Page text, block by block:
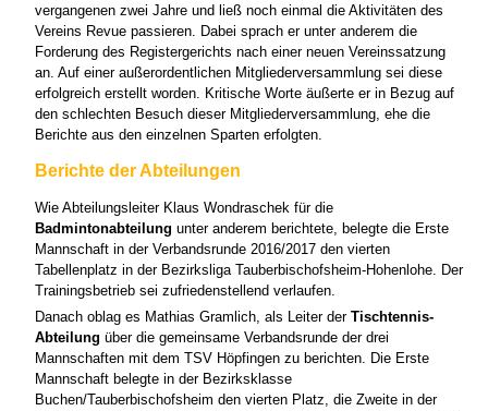
vergangenen zwei Jahre und ließ noch einmal die Aktivitäten des
Vereins Revue passieren. Dabei sprach er unter anderem die
Forderung des Registergerichts nach einer neuen Vereinssatzung
an. Auf einer außerordentlichen Mitgliederversammlung sei diese
erfolgreich erstellt worden. Kritische Worte äußerte er in Bezug auf
den schlechten Besuch dieser Mitgliederversammlung, ehe die
Berichte aus den einzelnen Sparten erfolgten.
Berichte der Abteilungen
Wie Abteilungsleiter Klaus Wondraschek für die
Badmintonabteilungunter anderem berichtete, belegte die Erste
Mannschaft in der Verbandsrunde 2016/2017 den vierten
Tabellenplatz in der Bezirksliga Tauberbischofsheim-Hohenlohe. Der
Trainingsbetrieb sei zufriedenstellend verlaufen.
Danach oblag es Mathias Gramlich, als Leiter derTischtennis-
Abteilung über die gemeinsame Verbandsrunde der drei
Mannschaften mit dem TSV Höpfingen zu berichten. Die Erste
Mannschaft belegte in der Bezirksklasse
Buchen/Tauberbischofsheim den vierten Platz, die Zweite in der